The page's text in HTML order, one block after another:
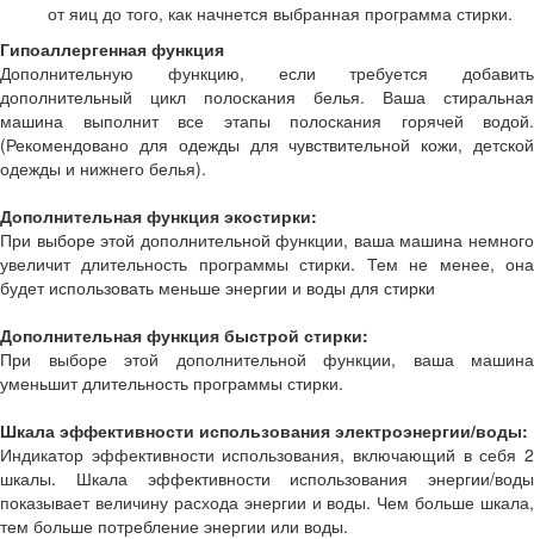
от яиц до того, как начнется выбранная программа стирки.
Гипоаллергенная функция
Дополнительную функцию, если требуется добавить
дополнительный цикл полоскания белья. Ваша стиральная
машина выполнит все этапы полоскания горячей водой.
(Рекомендовано для одежды для чувствительной кожи, детской
одежды и нижнего белья).
Дополнительная функция экостирки:
При выборе этой дополнительной функции, ваша машина немного
увеличит длительность программы стирки. Тем не менее, она
будет использовать меньше энергии и воды для стирки
Дополнительная функция быстрой стирки:
При выборе этой дополнительной функции, ваша машина
уменьшит длительность программы стирки.
Шкала эффективности использования электроэнергии/воды:
Индикатор эффективности использования, включающий в себя 2
шкалы. Шкала эффективности использования энергии/воды
показывает величину расхода энергии и воды. Чем больше шкала,
тем больше потребление энергии или воды.